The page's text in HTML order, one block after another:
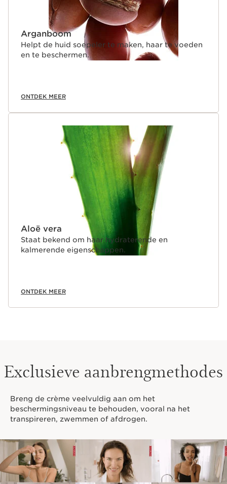
Arganboom
Helpt de huid soepeler te maken, haar te voeden
en te beschermen.
ONTDEK MEER
Aloë vera
Staat bekend om haar hydraterende en
kalmerende eigenschappen.
ONTDEK MEER
Exclusieve aanbrengmethodes
Breng de crème veelvuldig aan om het
beschermingsniveau te behouden, vooral na het
transpireren, zwemmen of afdrogen.